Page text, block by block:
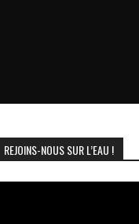
REJOINS-NOUS SUR L’EAU !